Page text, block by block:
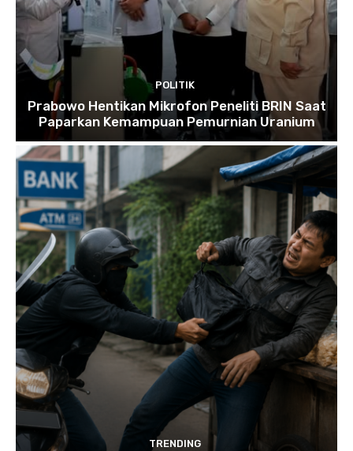
POLITIK
Prabowo Hentikan Mikrofon Peneliti BRIN Saat
Paparkan Kemampuan Pemurnian Uranium
TRENDING